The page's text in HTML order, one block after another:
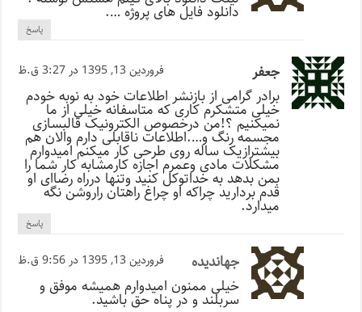
دانلود فایل های پروژه ….
پاسخ
جعفر فروردین 13, 1395 در 3:27 ق.ظ
برادر گرامی از بازنشر اطلاعات خود به نوبه خودم
خیلی متشکرم کاری که متاسفانه خیلی از ما
نمیکنیم ؟!من درخصوص الکترونیک قالبسازی
مجسمه رنگ و….اطلاعات ناقابلی دارم والان هم
بیشترازیک ساله روی طرحی کار میکنم امیدوارم
مشکلات مادی وعمرم اجازه کارمشابه کار شما را
بمن بدهد به خداتوکل کنید وتنها درراه رضاای او
قدم بردارید چراکه او چراغ راهتان راروشن نگه
میدارد.
پاسخ
جهاندیده فروردین 13, 1395 در 9:56 ق.ظ
خیلی ممنون امیدوارم همیشه موفق و
سربلند و در پناه حق باشید.